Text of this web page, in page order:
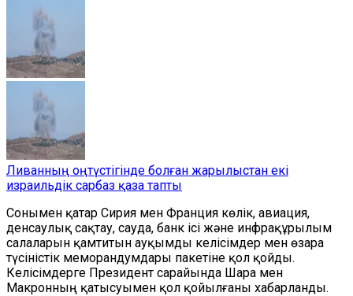
Ливанның оңтүстігінде болған жарылыстан екі
израильдік сарбаз қаза тапты
Сонымен қатар Сирия мен Франция көлік, авиация,
денсаулық сақтау, сауда, банк ісі және инфрақұрылым
салаларын қамтитын ауқымды келісімдер мен өзара
түсіністік меморандумдары пакетіне қол қойды.
Келісімдерге Президент сарайында Шара мен
Макронның қатысуымен қол қойылғаны хабарланды.